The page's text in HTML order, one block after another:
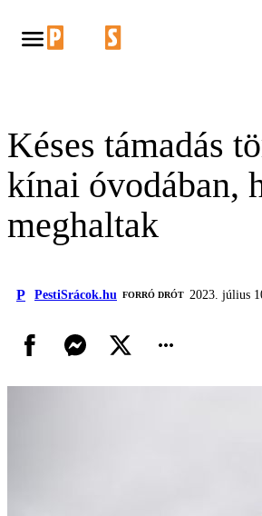
Késes támadás
kínai óvodában,
meghaltak
P PestiSrácok.hu FORRÓ DRÓT 2023. július